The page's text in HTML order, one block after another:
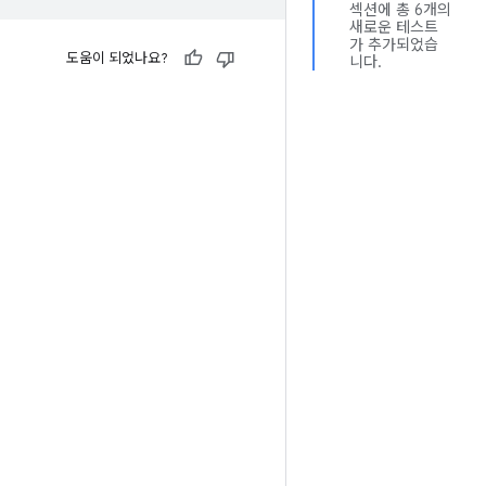
섹션에 총 6개의
새로운 테스트
가 추가되었습
니다.
도움이 되었나요?